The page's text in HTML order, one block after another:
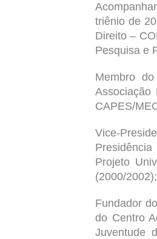
triênio de
Direito –
Pesquisa e
Membro
Associação
CAPES/
Vice-
Projeto
(2000/2002);
Fundador
do Centro
Juventude